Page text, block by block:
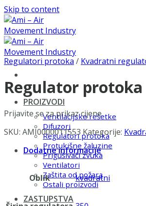
Skip to content
PROIZVODI
Ventilacijske rešetke
Difuzori
Regulatori protoka
Protukišne žaluzine
Prigušivači zvuka
Ventilatori
Zaštita od požara
Ostali proizvodi
ZASTUPSTVA
Regulatori protoka / Kvadratni
Regulator protoka
Prijavite se za prikaz cijene
SKU: AMI0000011553 Kategorije:
Dodatne informacije
Oblik kvadratni